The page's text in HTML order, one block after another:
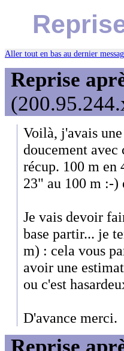
Aller tout en bas au dernier
Reprise
Voilà, j'avais
doucement
récup. 100 m en
23" au 100 m :-)
Je vais devoir
base partir... je
m) : cela vous
avoir une
ou c'est
D'avance merci.